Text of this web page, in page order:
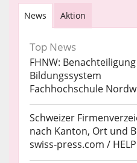
News Aktion
Top News
FHNW:
Bildungssystem
Fachhochschule
Schweizer
nach Kanton, Ort und
swiss-press.com /